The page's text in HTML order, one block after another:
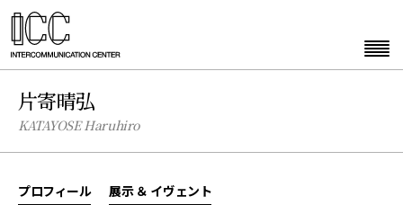
片寄晴弘
KATAYOSE Haruhiro
プロフィール 展示 ＆ イヴェント